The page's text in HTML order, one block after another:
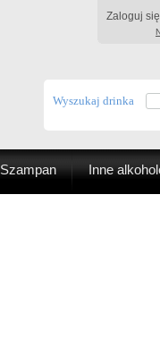
Zaloguj
Wyszukaj drinka
Szampan Inne